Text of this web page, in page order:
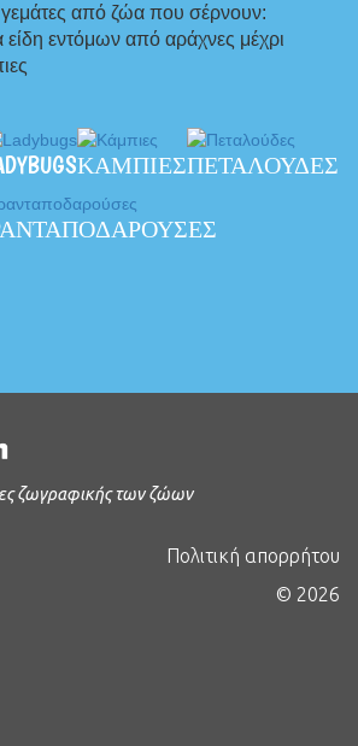
γεμάτες από ζώα που σέρνουν:
είδη εντόμων από αράχνες μέχρι
ΚΆΜΠΙΕΣΠΕΤΑΛΟΎΔΕΣ
ζωγραφικής των ζώων
Πολιτική απορρήτου
© 2026